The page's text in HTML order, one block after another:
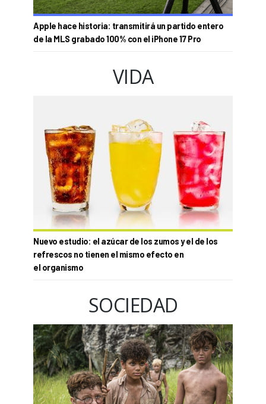
Apple hace historia: transmitirá un partido entero
de la MLS grabado 100% con el iPhone 17 Pro
VIDA
Nuevo estudio: el azúcar de los zumos y el de los
refrescos no tienen el mismo efecto en
el organismo
SOCIEDAD